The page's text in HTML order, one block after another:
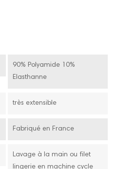
90% Polyamide 10%
Elasthanne
très extensible
Fabriqué en France
Lavage à la main ou filet
lingerie en machine cycle